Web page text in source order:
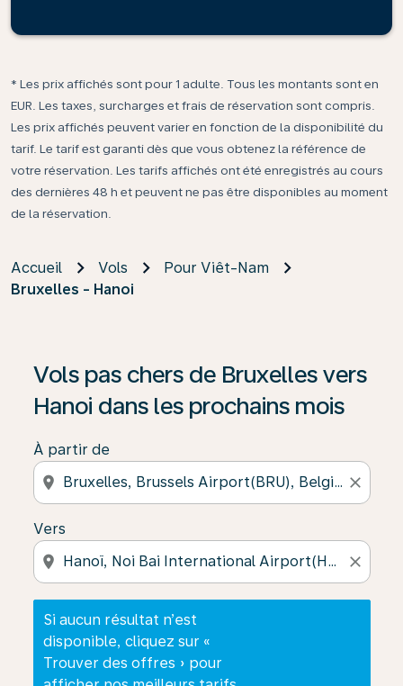
* Les prix affichés sont pour 1 adulte. Tous les montants sont en
EUR. Les taxes, surcharges et frais de réservation sont compris.
Les prix affichés peuvent varier en fonction de la disponibilité du
tarif. Le tarif est garanti dès que vous obtenez la référence de
votre réservation. Les tarifs affichés ont été enregistrés au cours
des dernières 48 h et peuvent ne pas être disponibles au moment
de la réservation.
Accueil Vols
Pour Viêt-Nam
Bruxelles - Hanoi
Vols pas chers de Bruxelles vers
Hanoi dans les prochains mois
À partir de
location_on close
Vers
location_on close
Si aucun résultat n’est
disponible, cliquez sur «
Trouver des offres » pour
Si aucun résultat n’est disponible, cliquez sur «